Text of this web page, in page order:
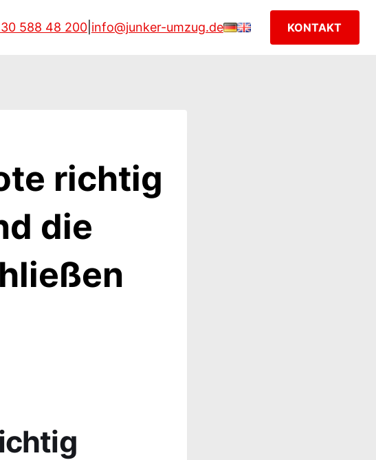
588 48 200| info@junker-umzug.de KONTAKT
richtig
die